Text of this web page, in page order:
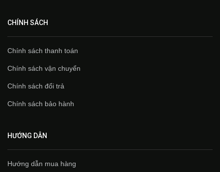
CHÍNH SÁCH
Chính sách thanh toán
Chính sách vận chuyển
Chính sách đổi trả
Chính sách bảo hành
HƯỚNG DẪN
Hướng dẫn mua hàng